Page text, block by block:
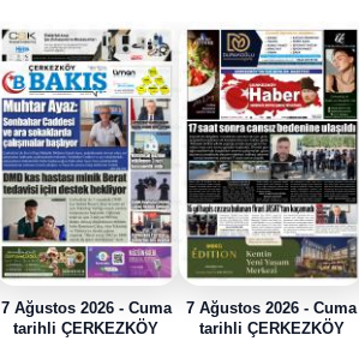
7 Ağustos 2026 - Cuma
tarihli ÇERKEZKÖY
7 Ağustos 2026 - Cuma
tarihli ÇERKEZKÖY